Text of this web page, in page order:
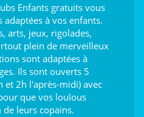
Enfants gratuits vous
à vos enfants.
arts, jeux, rigolades,
plein de merveilleux
sont adaptées à
Ils sont ouverts 5
et 2h l'après-midi) avec
que vos loulous
leurs copains.